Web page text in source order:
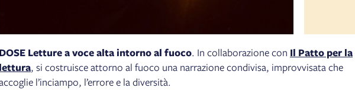
DOSE Letture a voce alta intorno al fuoco. In collaborazione con Il Patto per la
lettura, si costruisce attorno al fuoco una narrazione condivisa, improvvisata che
l’inciampo, l’errore e la diversità.